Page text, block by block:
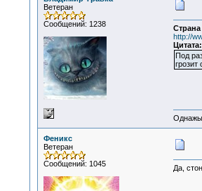
Ветеран
Сообщений: 1238
http://
Цитата:
Под
грозит
Однажы
Феникс
Ветеран
Сообщений: 1045
Да,